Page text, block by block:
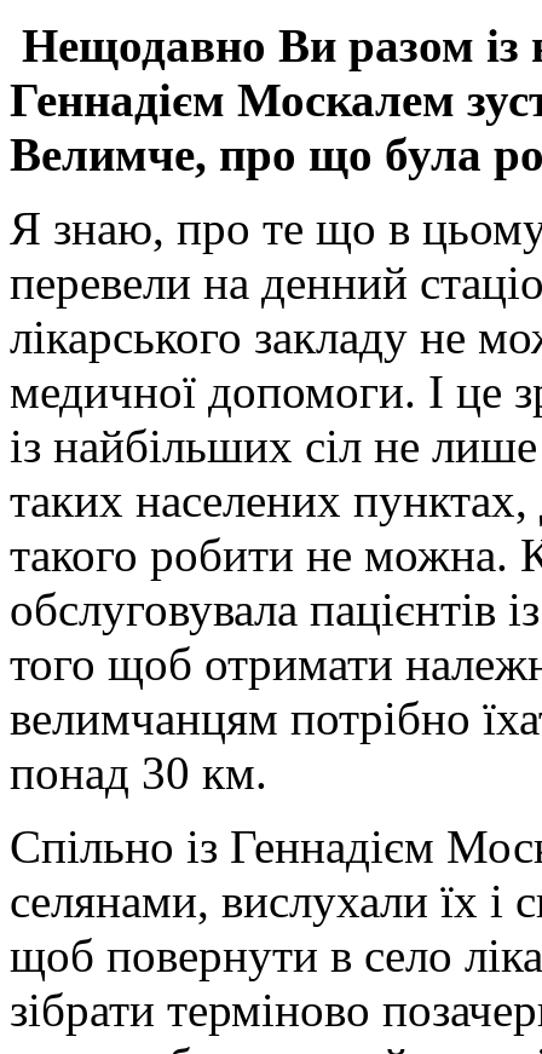
Нещодавно Ви разом із
Геннадієм Москалем
Велимче, про що була
Я знаю, про те що в
перевели на денний
лікарського закладу не
медичної допомоги. І це
із найбільших сіл не
таких населених
такого робити не можна.
обслуговувала пацієнтів
того щоб отримати
велимчанцям потрібно
понад 30 км.
Спільно із Геннадієм
селянами, вислухали їх і
щоб повернути в село
зібрати терміново